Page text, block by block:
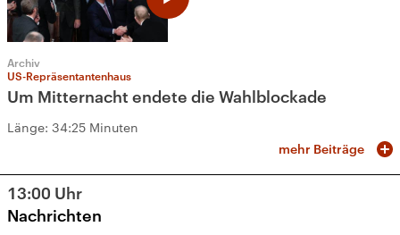
Archiv
US-Repräsentantenhaus
Um Mitternacht endete die Wahlblockade
Länge: 34:25 Minuten
mehr Beiträge
13:00 Uhr
Nachrichten